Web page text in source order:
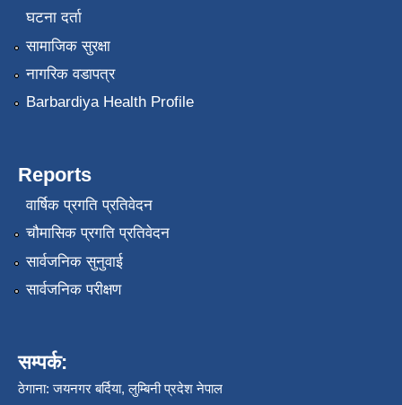
घटना दर्ता
सामाजिक सुरक्षा
नागरिक वडापत्र
Barbardiya Health Profile
Reports
वार्षिक प्रगति प्रतिवेदन
चौमासिक प्रगति प्रतिवेदन
सार्वजनिक सुनुवाई
सार्वजनिक परीक्षण
सम्पर्क:
ठेगाना: जयनगर बर्दिया, लुम्बिनी प्रदेश नेपाल